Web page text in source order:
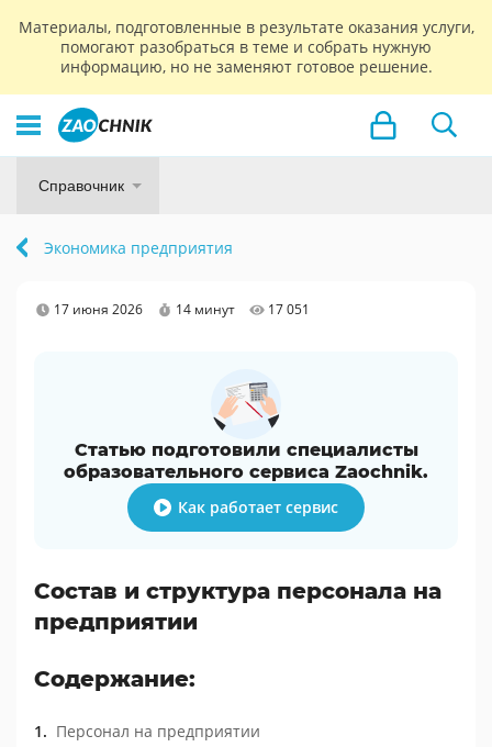
Материалы, подготовленные в результате оказания услуги,
помогают разобраться в теме и собрать нужную
информацию, но не заменяют готовое решение.
Справочник
Экономика предприятия
17 июня 2026 14 минут 17 051
Статью подготовили специалисты
образовательного сервиса Zaochnik.
Как работает сервис
Состав и структура персонала на
предприятии
Содержание:
Персонал на предприятии